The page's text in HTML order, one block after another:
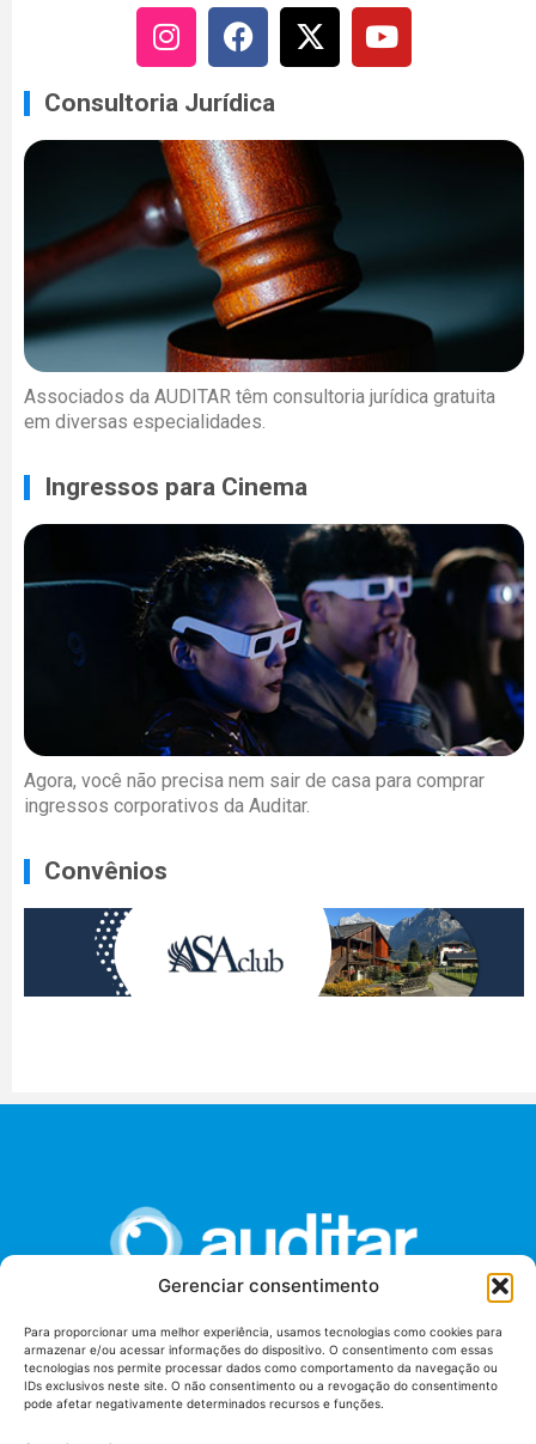
Gerenciar consentimento
Para proporcionar uma melhor experiência, usamos tecnologias como cookies para
armazenar e/ou acessar informações do dispositivo. O consentimento com essas
tecnologias nos permite processar dados como comportamento da navegação ou
IDs exclusivos neste site. O não consentimento ou a revogação do consentimento
pode afetar negativamente determinados recursos e funções.
Consultoria Jurídica
Associados da AUDITAR têm consultoria jurídica gratuita
em diversas especialidades.
Ingressos para Cinema
Agora, você não precisa nem sair de casa para comprar
ingressos corporativos da Auditar.
Convênios
União dos Auditores Federais de Controle Externo -
AUDITAR
Setor de Administração Federal Sul (SAF/Sul), Qd. 04, Lt. 01